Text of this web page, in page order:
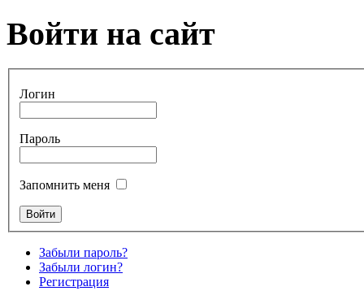
Войти на сайт
Логин
Пароль
Запомнить меня
Забыли пароль?
Забыли логин?
Регистрация